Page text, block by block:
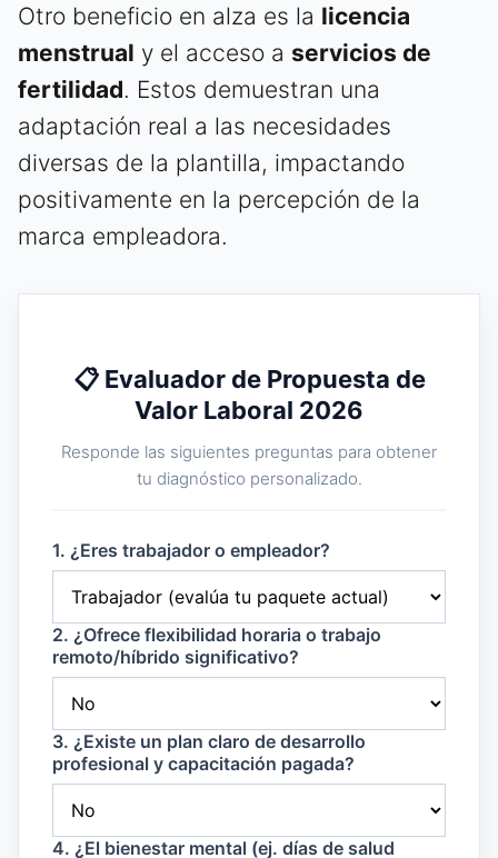
Otro beneficio en alza es la licencia
menstrual y el acceso a servicios de
fertilidad. Estos demuestran una
adaptación real a las necesidades
diversas de la plantilla, impactando
positivamente en la percepción de la
marca empleadora.
📋 Evaluador de Propuesta de
Valor Laboral 2026
Responde las siguientes preguntas para obtener
tu diagnóstico personalizado.
1. ¿Eres trabajador o empleador?
2. ¿Ofrece flexibilidad horaria o trabajo
remoto/híbrido significativo?
3. ¿Existe un plan claro de desarrollo
profesional y capacitación pagada?
4. ¿El bienestar mental (ej. días de salud